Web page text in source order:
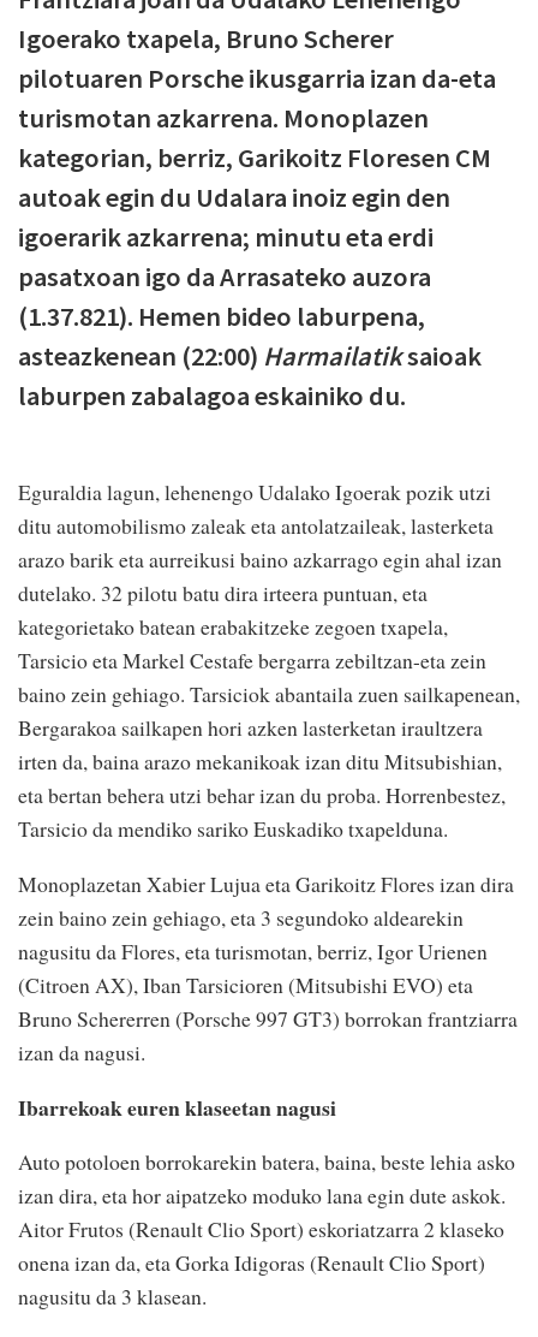
Igoerako txapela, Bruno Scherer
pilotuaren Porsche ikusgarria izan da-eta
turismotan azkarrena. Monoplazen
kategorian, berriz, Garikoitz Floresen CM
autoak egin du Udalara inoiz egin den
igoerarik azkarrena; minutu eta erdi
pasatxoan igo da Arrasateko auzora
(1.37.821). Hemen bideo laburpena,
asteazkenean (22:00) Harmailatiksaioak
laburpen zabalagoa eskainiko du.
Eguraldia lagun, lehenengo Udalako Igoerak pozik utzi
ditu automobilismo zaleak eta antolatzaileak, lasterketa
arazo barik eta aurreikusi baino azkarrago egin ahal izan
dutelako. 32 pilotu batu dira irteera puntuan, eta
kategorietako batean erabakitzeke zegoen txapela,
Tarsicio eta Markel Cestafe bergarra zebiltzan-eta zein
baino zein gehiago. Tarsiciok abantaila zuen sailkapenean,
Bergarakoa sailkapen hori azken lasterketan iraultzera
irten da, baina arazo mekanikoak izan ditu Mitsubishian,
eta bertan behera utzi behar izan du proba. Horrenbestez,
Tarsicio da mendiko sariko Euskadiko txapelduna.
Monoplazetan Xabier Lujua eta Garikoitz Flores izan dira
zein baino zein gehiago, eta 3 segundoko aldearekin
nagusitu da Flores, eta turismotan, berriz, Igor Urienen
(Citroen AX), Iban Tarsicioren (Mitsubishi EVO) eta
Bruno Schererren (Porsche 997 GT3) borrokan frantziarra
izan da nagusi.
Ibarrekoak euren klaseetan nagusi
Auto potoloen borrokarekin batera, baina, beste lehia asko
izan dira, eta hor aipatzeko moduko lana egin dute askok.
Aitor Frutos (Renault Clio Sport) eskoriatzarra 2 klaseko
onena izan da, eta Gorka Idigoras (Renault Clio Sport)
nagusitu da 3 klasean.